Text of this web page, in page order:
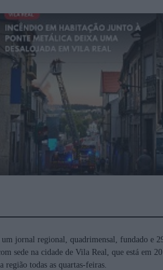
jornal regional, quadrimensal, fundado e
sede na cidade de Vila Real, que está em 20
região todas as quartas-feiras.